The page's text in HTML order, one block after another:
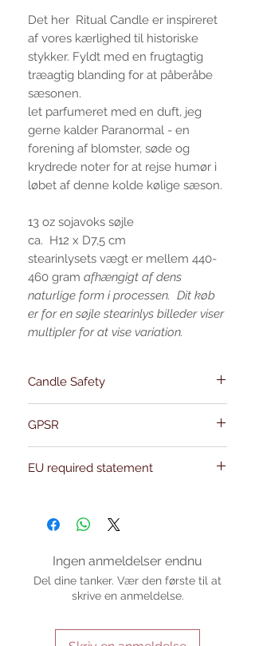
Det her Ritual Candle er inspireret
af vores kærlighed til historiske
stykker. Fyldt med en frugtagtig
træagtig blanding for at påberåbe
sæsonen.
let parfumeret med en duft, jeg
gerne kalder Paranormal - en
forening af blomster, søde og
krydrede noter for at rejse humør i
løbet af denne kolde kølige sæson.
13 oz sojavoks søjle
ca. H12 x D7,5 cm
stearinlysets vægt er mellem 440-
460 gram afhængigt af dens
naturlige form i processen. Dit køb
er for en søjle stearinlys billeder viser
multipler for at vise variation.
Candle Safety
GPSR
Address: Kievitdreef 31
EU required statement
benefits of this item cannot be
the product are based solely on occult
practices, folklore, and spiritual belief.
Magickal intentions are the sole purpose
of its use, and there are no guaranteed
work are individual to each user.
Ingen anmeldelser endnu
Del dine tanker. Vær den første til at
skrive en anmeldelse.